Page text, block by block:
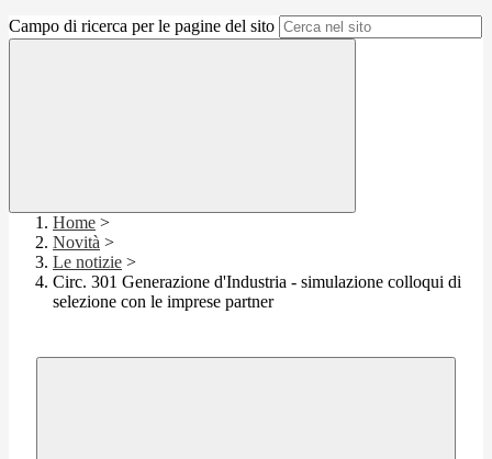
Campo di ricerca per le pagine del sito
Home >
Novità >
Le notizie >
Circ. 301 Generazione d'Industria - simulazione colloqui di
selezione con le imprese partner